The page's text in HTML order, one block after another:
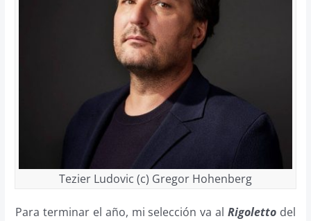
Tezier Ludovic (c) Gregor Hohenberg
Para terminar el año, mi selección va alRigoletto del